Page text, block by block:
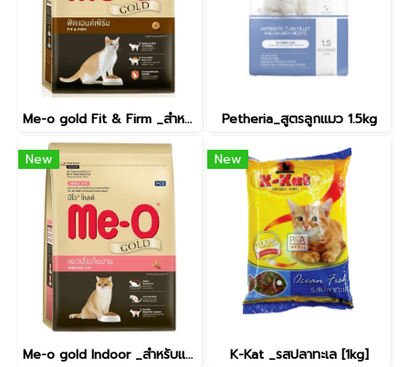
Me-o gold Fit & Firm _สำหรับแมวโต ฟิ ตแอนด์เฟิ ร์ม [1.2kg] Petheria_สูตรลูกแมว 1.5kg
New
Me-o gold Indoor _สำหรับแมวโตเลี้ยงในบ้าน [1.2kg]
New
K-Kat _รสปลาทะเล [1kg]